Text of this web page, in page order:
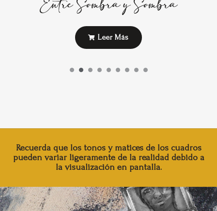
Entre Sombra y Sombra
Leer Más
Recuerda que los tonos y matices de los cuadros
pueden variar ligeramente de la realidad debido a
la visualización en pantalla.